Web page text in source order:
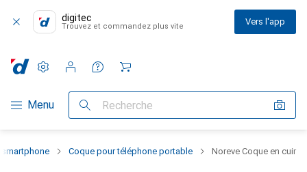
digitec
Trouvez et commandez plus vite Vers l'app
Navigation par catégorie
Menu Recherche
Paramètres
Compte client
Listes de comparaison
Listes d'envies
Panier
Coque pour téléphone portable Noreve Coque en cuir